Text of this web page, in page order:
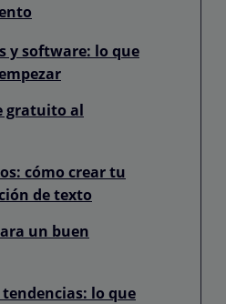
y software: lo que
gratuito al
cómo crear tu
de texto
un buen
lo que